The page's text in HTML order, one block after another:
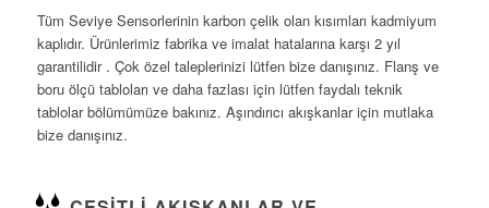
Tüm Seviye Sensorlerinin karbon çelik olan kısımları kadmiyum
kaplıdır. Ürünlerimiz fabrika ve imalat hatalarına karşı 2 yıl
garantilidir . Çok özel taleplerinizi lütfen bize danışınız. Flanş ve
boru ölçü tabloları ve daha fazlası için lütfen faydalı teknik
tablolar bölümümüze bakınız. Aşındırıcı akışkanlar için mutlaka
bize danışınız.